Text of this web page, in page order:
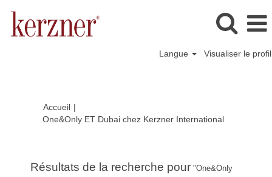
Langue Visualiser le profil
Accueil |
One&Only ET Dubai chez Kerzner International(page
Résultats de la recherche pour "One&Only